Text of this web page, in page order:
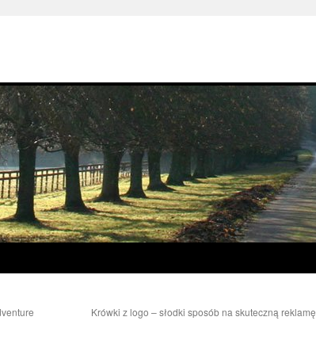
Krówki z logo – słodki sposób na skuteczną reklamę